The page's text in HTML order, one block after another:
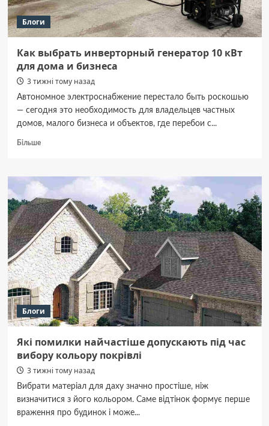
Блоги
Как выбрать инверторный генератор 10 кВт
для дома и бизнеса
3 тижні тому назад
Автономное электроснабжение перестало быть роскошью
— сегодня это необходимость для владельцев частных
домов, малого бизнеса и объектов, где перебои с...
БільшеДокладніше
выбрать
инверторный
генератор
10
кВт
для
дома
и
бизнеса
Блоги
Які помилки найчастіше допускають під час
вибору кольору покрівлі
3 тижні тому назад
Вибрати матеріал для даху значно простіше, ніж
визначитися з його кольором. Саме відтінок формує перше
враження про будинок і може...